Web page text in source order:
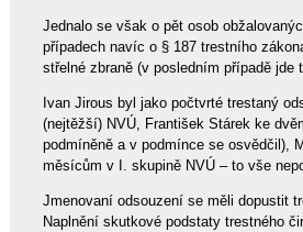
Jednalo se však o pět osob
případech navíc o § 187 trestního
střelné zbraně (v posledním případě jde
Ivan Jirous byl jako počtvrté trestaný
(nejtěžší) NVÚ, František Stárek ke
podmíněně a v podmínce se osvědčil),
měsícům v I. skupině NVÚ – to vše
Jmenovaní odsouzení se měli dopustit
Naplnění skutkové podstaty trestného